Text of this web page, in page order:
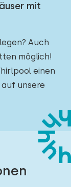
mit
Auch
möglich!
einen
auf unsere